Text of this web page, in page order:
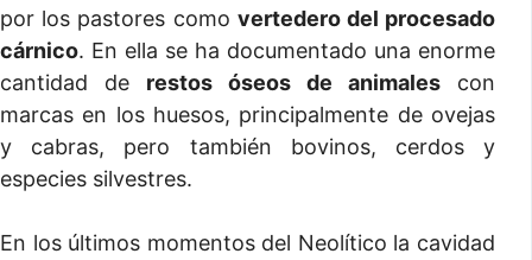
por los pastores como vertedero del procesado
cárnico. En ella se ha documentado una enorme
cantidad de restos óseos de animales con
marcas en los huesos, principalmente de ovejas
y cabras, pero también bovinos, cerdos y
especies silvestres.
En los últimos momentos del Neolítico la cavidad